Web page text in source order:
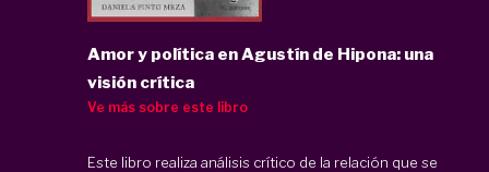
Amor y política en Agustín de Hipona: una
visión crítica
Ve más sobre este libro
Este libro realiza análisis crítico de la relación que se